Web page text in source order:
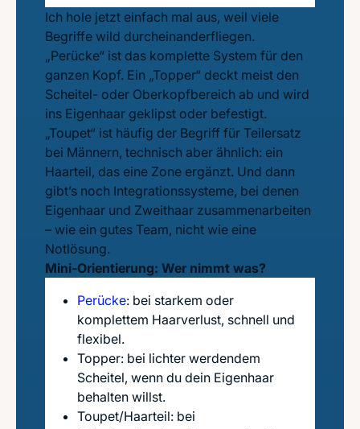
Ich hole jetzt einfach mal aus, weil viele
Begriffe wild durcheinanderfliegen.
„Perücke“ ist das komplette System für den
ganzen Kopf. Ein „Topper“ deckt meist den
Scheitel- oder Oberkopfbereich ab und wird
ins Eigenhaar geklipst oder befestigt.
„Toupet“ ist häufig der Begriff für Teilersatz
bei Männern, technisch aber ähnlich: ein
Haarteil, das eine Zone ergänzt. Und dann
gibt’s noch Integrationssysteme, bei denen
Eigenhaar und Zweithaar zusammenarbeiten
– wie ein gutes Team, nicht wie eine
Notlösung.
Mini-Orientierung: Wer nimmt was?
Perücke: bei starkem oder
komplettem Haarverlust, schnell und
flexibel.
Topper: bei lichter werdendem
Scheitel, wenn du dein Eigenhaar
behalten willst.
Toupet/Haarteil: bei